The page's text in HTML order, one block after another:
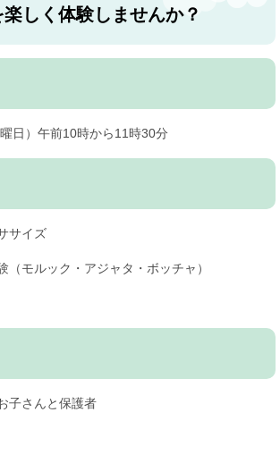
しく体験しませんか？
日）午前10時から11時30分
サイズ
（モルック・アジャタ・ボッチャ）
子さんと保護者